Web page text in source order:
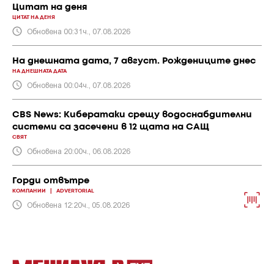
Цитат на деня
ЦИТАТ НА ДЕНЯ
Обновена 00:31ч., 07.08.2026
На днешната дата, 7 август. Рождениците днес
НА ДНЕШНАТА ДАТА
Обновена 00:04ч., 07.08.2026
CBS News: Кибератаки срещу водоснабдителни
системи са засечени в 12 щата на САЩ
СВЯТ
Обновена 20:00ч., 06.08.2026
Горди отвътре
КОМПАНИИ ADVERTORIAL
Обновена 12:20ч., 05.08.2026